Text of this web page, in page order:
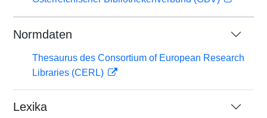
Normdaten
Thesaurus des Consortium of European Research
Libraries (CERL)
Lexika